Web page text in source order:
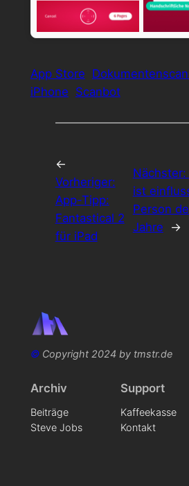
App Store
iPhone Scanbot
←
Vorheriger:
App-Tipp:
Fantastical 2
für iPad
Nächster:
ist
Person
Jahre
→
©Copyright 2024 by tmstr.de
Archiv
Beiträge
Steve Jobs
Support
Kaffeekasse
Kontakt